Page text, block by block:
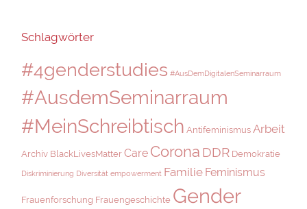
Schlagwörter
#4genderstudies #AusDemDigitalenSeminarraum
#AusdemSeminarraum
#MeinSchreibtisch Antifeminismus Arbeit
Archiv BlackLivesMatter Care Corona DDR Demokratie
Diskriminierung Diversität empowerment Familie Feminismus
Frauenforschung Frauengeschichte Gender